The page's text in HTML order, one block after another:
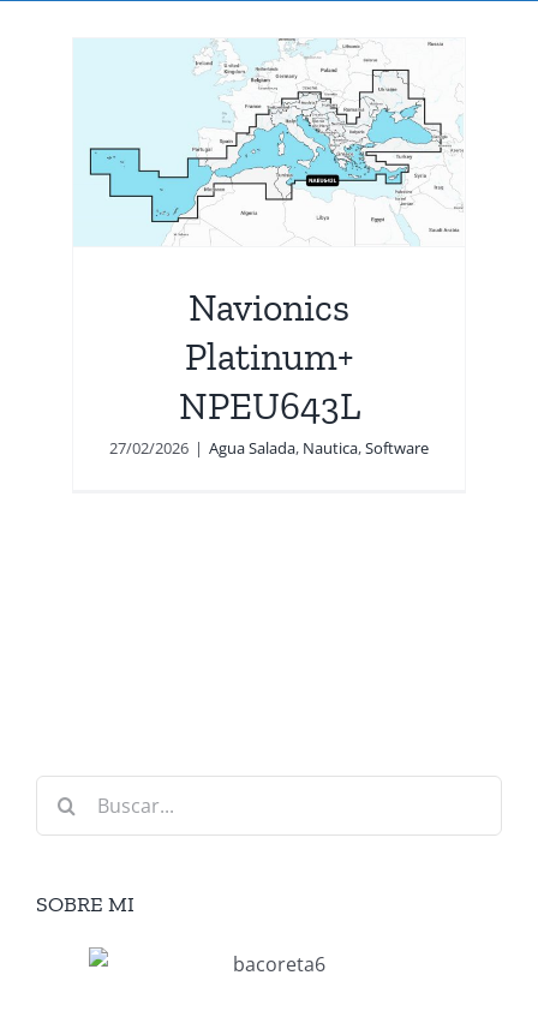
Navionics
Platinum+
NPEU643L
27/02/2026 | Agua Salada, Nautica,Software
Buscar:
SOBRE MI